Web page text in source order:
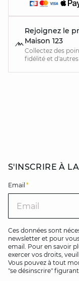
Rejoignez le
Maison 123
Collectez des
fidélité et d'autres
S'INSCRIRE À
Email *
Ces données sont
newsletter et pour
email. Pour en savoir
exercer vos droits,
Vous pouvez à tout
"se désinscrire"